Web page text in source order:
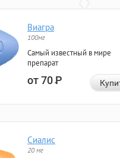
Виагра
100мг
Самый известный в мире
препарат
от 70Р
Сиалис
20 мг